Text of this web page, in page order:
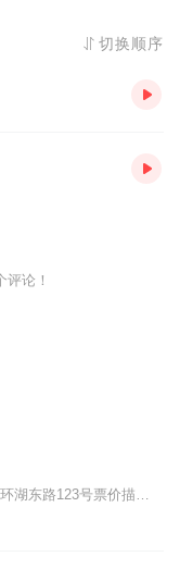
切换顺序
论！
音频来源于链景旅行地址蜀山区环湖东路123号票价描述门市价：10.0元成人票10元，花展期间门票略有调高，请以官方公布为准。1.2米（含1.2米）以下的...